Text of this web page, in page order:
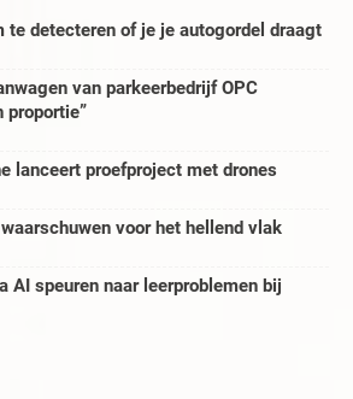
te detecteren of je je autogordel draagt
van parkeerbedrijf OPC
proportie”
lanceert proefproject met drones
voor het hellend vlak
AI speuren naar leerproblemen bij